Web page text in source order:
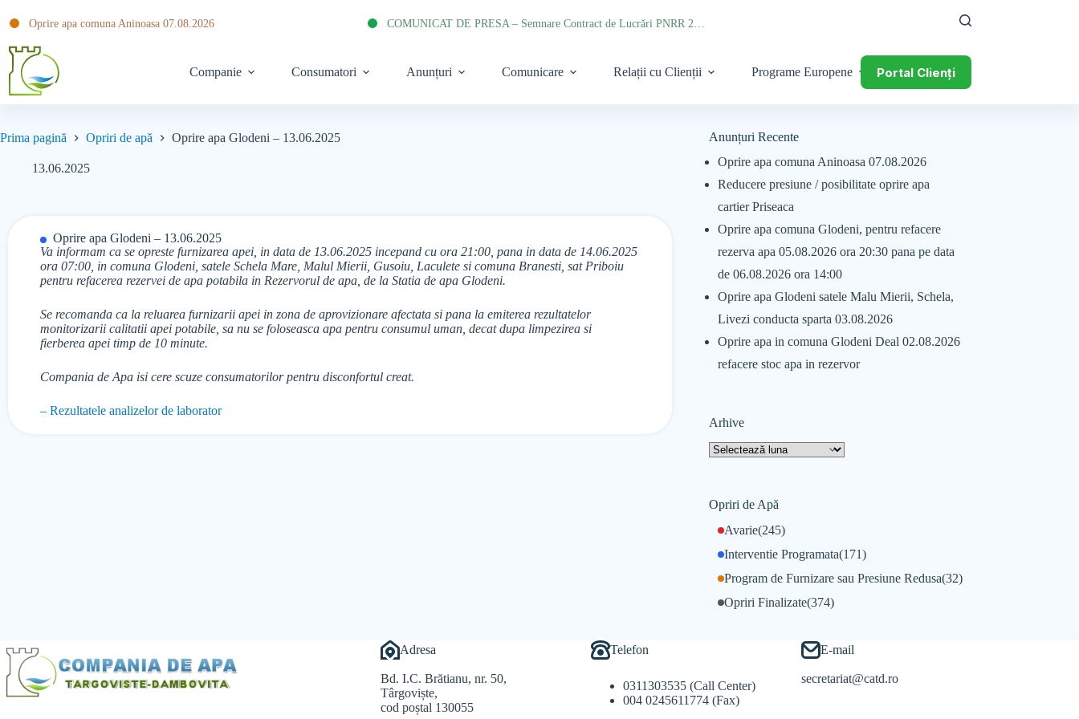
Oprire apa comuna Aninoasa 07.08.2026
Companie Consumatori Anunțuri Comunicare Relații cu Clienții Programe Europene Portal Clienți
Prima pagină Opriri de apă Oprire apa Glodeni – 13.06.2025
13.06.2025
Oprire apa Glodeni – 13.06.2025
Va informam ca se opreste furnizarea apei, in data de 13.06.2025 incepand cu ora 21:00, pana in data de 14.06.2025
ora 07:00, in comuna Glodeni, satele Schela Mare, Malul Mierii, Gusoiu, Laculete si comuna Branesti, sat Priboiu
pentru refacerea rezervei de apa potabila in Rezervorul de apa, de la Statia de apa Glodeni.
Se recomanda ca la reluarea furnizarii apei in zona de aprovizionare afectata si pana la emiterea rezultatelor
monitorizarii calitatii apei potabile, sa nu se foloseasca apa pentru consumul uman, decat dupa limpezirea si
fierberea apei timp de 10 minute.
Compania de Apa isi cere scuze consumatorilor pentru disconfortul creat.
– Rezultatele analizelor de laborator
Anunțuri Recente
Oprire apa comuna Aninoasa 07.08.2026
Reducere presiune / posibilitate oprire apa
cartier Priseaca
Oprire apa comuna Glodeni, pentru refacere
rezerva apa 05.08.2026 ora 20:30 pana pe data
de 06.08.2026 ora 14:00
Oprire apa Glodeni satele Malu Mierii, Schela,
Livezi conducta sparta 03.08.2026
Oprire apa in comuna Glodeni Deal 02.08.2026
refacere stoc apa in rezervor
Arhive
Opriri de Apă
Avarie(245)
Interventie Programata(171)
Opriri Finalizate(374)
Program de Furnizare sau Presiune Redusa(32)
Adresa
Bd. I.C. Brătianu, nr. 50,
Târgoviște,
cod poștal 130055
Telefon
0311303535 (Call Center)
004 0245611774 (Fax)
E-mail
secretariat@catd.ro